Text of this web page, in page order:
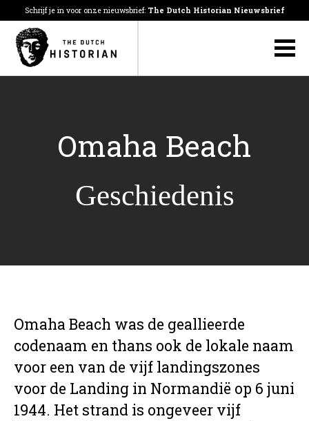
Schrijf je in voor onze nieuwsbrief: The Dutch Historian Nieuwsbrief
Omaha Beach
Geschiedenis
Omaha Beach was de geallieerde
codenaam en thans ook de lokale naam
voor een van de vijf landingszones
voor de Landing in Normandië op 6 juni
1944. Het strand is ongeveer vijf